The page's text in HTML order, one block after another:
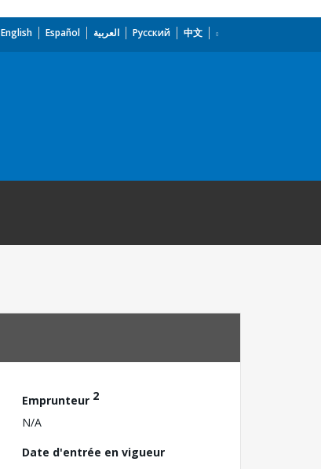
English Español العربية Русский 中文
Emprunteur 2
N/A
Date d'entrée en vigueur